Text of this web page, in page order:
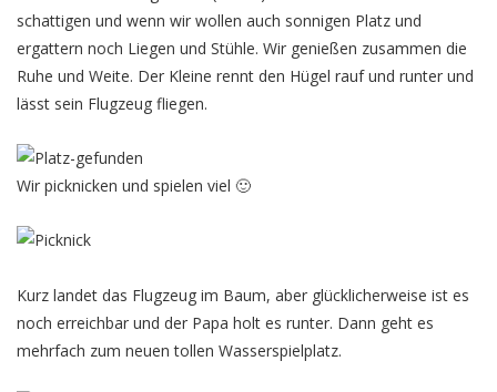
schattigen und wenn wir wollen auch sonnigen Platz und
ergattern noch Liegen und Stühle. Wir genießen zusammen die
Ruhe und Weite. Der Kleine rennt den Hügel rauf und runter und
lässt sein Flugzeug fliegen.
Wir picknicken und spielen viel 🙂
Kurz landet das Flugzeug im Baum, aber glücklicherweise ist es
noch erreichbar und der Papa holt es runter. Dann geht es
mehrfach zum neuen tollen Wasserspielplatz.